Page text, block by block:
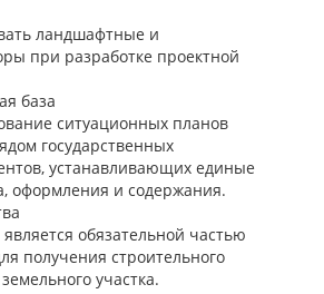
ландшафтные и
при разработке проектной
база
ситуационных планов
государственных
устанавливающих единые
оформления и содержания.
обязательной частью
получения строительного
участка.